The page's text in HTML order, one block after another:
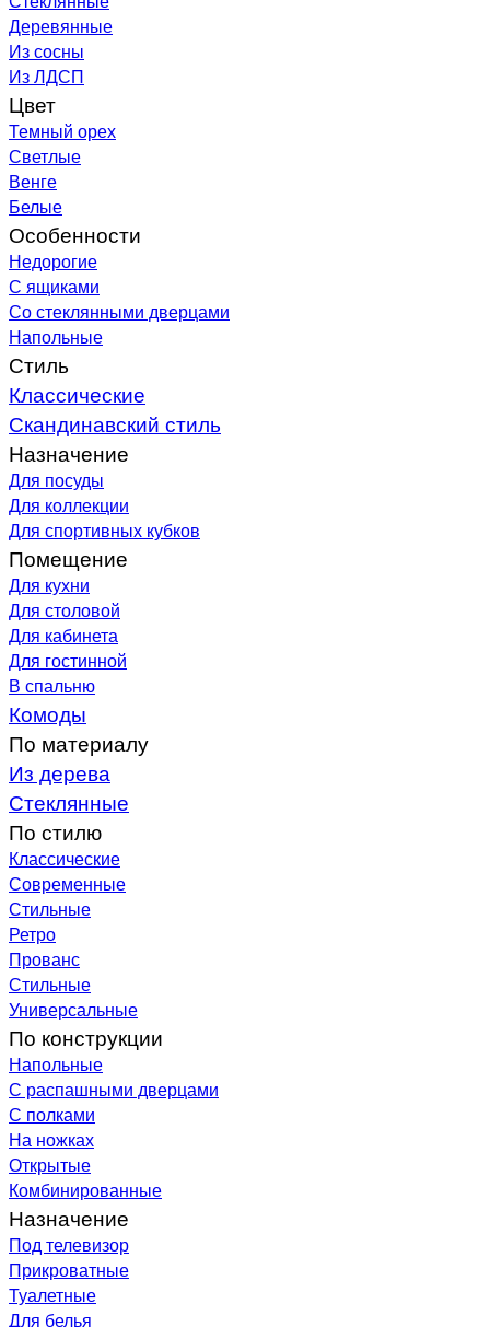
Деревянные
Из сосны
Из ЛДСП
Цвет
Темный орех
Светлые
Венге
Белые
Особенности
Недорогие
С ящиками
Со стеклянными дверцами
Напольные
Стиль
Классические
Скандинавский стиль
Назначение
Для посуды
Для коллекции
Для спортивных кубков
Помещение
Для кухни
Для столовой
Для кабинета
Для гостинной
В спальню
Комоды
По материалу
Из дерева
Стеклянные
По стилю
Классические
Современные
Стильные
Ретро
Прованс
Стильные
Универсальные
По конструкции
Напольные
С распашными дверцами
С полками
На ножках
Открытые
Комбинированные
Назначение
Под телевизор
Прикроватные
Туалетные
Для белья